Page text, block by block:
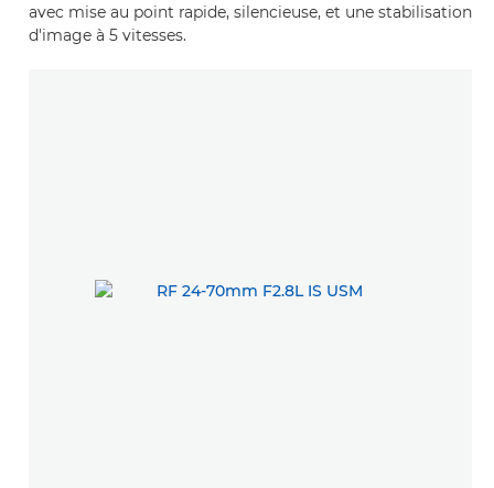
avec mise au point rapide, silencieuse, et une stabilisation
d'image à 5 vitesses.